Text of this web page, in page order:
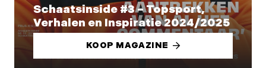
Schaatsinside #3 – Topsport,
Verhalen en Inspiratie 2024/2025
KOOP MAGAZINE